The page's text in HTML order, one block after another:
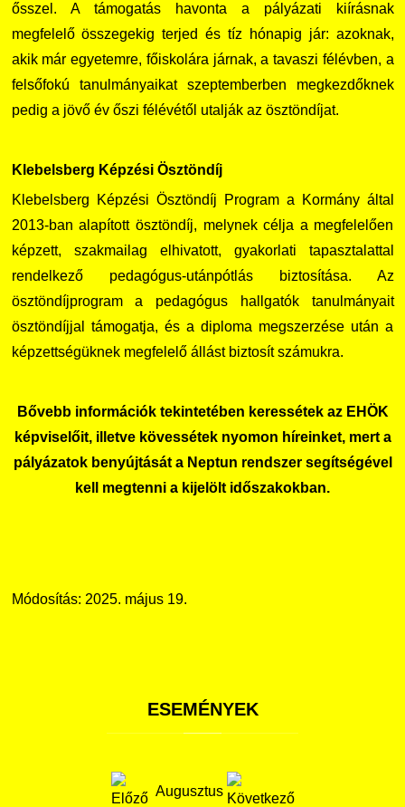
ősszel. A támogatás havonta a pályázati kiírásnak
megfelelő összegekig terjed és tíz hónapig jár: azoknak,
akik már egyetemre, főiskolára járnak, a tavaszi félévben, a
felsőfokú tanulmányaikat szeptemberben megkezdőknek
pedig a jövő év őszi félévétől utalják az ösztöndíjat.
Klebelsberg Képzési Ösztöndíj
Klebelsberg Képzési Ösztöndíj Program a Kormány által
2013-ban alapított ösztöndíj, melynek célja a megfelelően
képzett, szakmailag elhivatott, gyakorlati tapasztalattal
rendelkező pedagógus-utánpótlás biztosítása. Az
ösztöndíjprogram a pedagógus hallgatók tanulmányait
ösztöndíjjal támogatja, és a diploma megszerzése után a
képzettségüknek megfelelő állást biztosít számukra.
Bővebb információk tekintetében keressétek az EHÖK
képviselőit, illetve kövessétek nyomon híreinket, mert a
pályázatok benyújtását a Neptun rendszer segítségével
kell megtenni a kijelölt időszakokban.
Módosítás: 2025. május 19.
ESEMÉNYEK
Augusztus